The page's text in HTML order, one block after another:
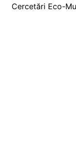
Cercetări Eco-